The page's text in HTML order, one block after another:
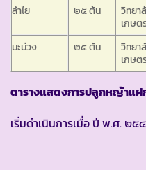
ลำไย
๒๕ ต้น
วิทยา
เกษต
มะม่วง
๒๕ ต้น
วิทยา
เกษต
ตารางแสดงการปลูกหญ้าแฝ
เริ่มดำเนินการเมื่อ ปี พ.ศ. ๒